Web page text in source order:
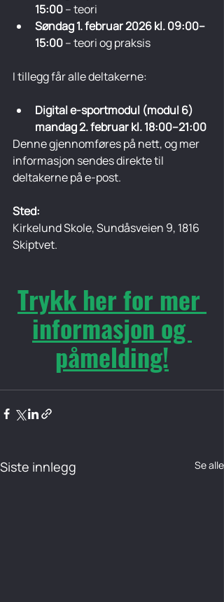
15:00 – teori
Søndag 1. februar 2026 kl. 09:00–
15:00 – teori og praksis
I tillegg får alle deltakerne:
Digital e-sportmodul (modul 6)
mandag 2. februar kl. 18:00–21:00
Denne gjennomføres på nett, og mer
informasjon sendes direkte til
deltakerne på e-post.
Sted:
Kirkelund Skole, Sundåsveien 9, 1816
Skiptvet.
Trykk her for mer
informasjon og
påmelding!
Siste innlegg Se alle